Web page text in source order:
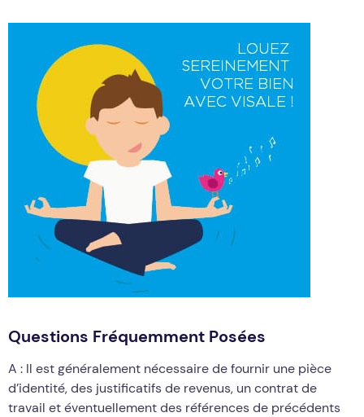
Questions Fréquemment Posées
A : Il est généralement nécessaire de fournir une pièce
d’identité, des justificatifs de revenus, un contrat de
travail et éventuellement des références de précédents